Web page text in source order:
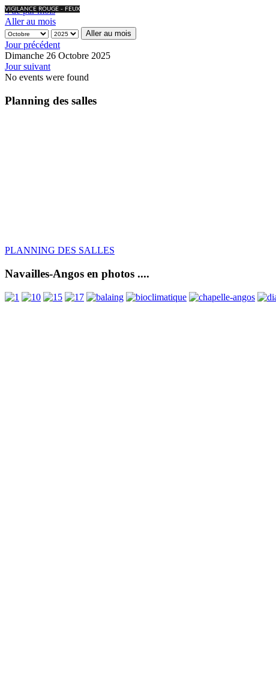
VIGILANCE ROUGE - FEUX
Vue par mois
Aller au mois
Aller au mois
Jour précédent
Dimanche 26 Octobre 2025
Jour suivant
No events were found
Planning des salles
PLANNING DES SALLES
Navailles-Angos en photos ....